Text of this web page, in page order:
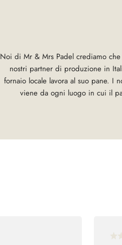
Noi di Mr & Mrs Padel crediamo
nostri partner di produzione in
fornaio locale lavora al suo pane. I
viene da ogni luogo in cui il